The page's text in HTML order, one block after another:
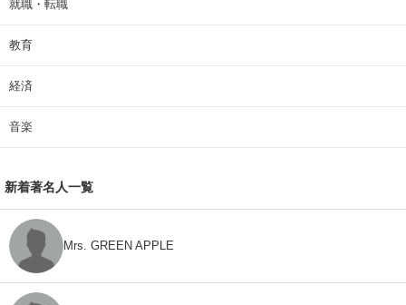
就職・転職
教育
経済
音楽
新着著名人一覧
Mrs. GREEN APPLE